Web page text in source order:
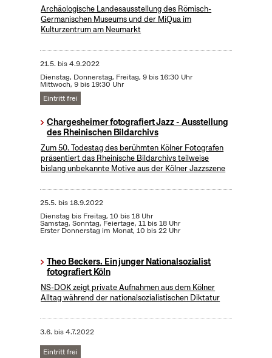
Archäologische Landesausstellung des Römisch-
Germanischen Museums und der MiQua im
Kulturzentrum am Neumarkt
21.5. bis4.9.2022
Dienstag, Donnerstag, Freitag, 9 bis 16:30 Uhr
Mittwoch, 9 bis 19:30 Uhr
Eintritt frei
Chargesheimer fotografiert Jazz - Ausstellung
des Rheinischen Bildarchivs
Zum 50. Todestag des berühmten Kölner Fotografen
präsentiert das Rheinische Bildarchivs teilweise
bislang unbekannte Motive aus der Kölner Jazzszene
25.5. bis18.9.2022
Dienstag bis Freitag, 10 bis 18 Uhr
Samstag, Sonntag, Feiertage, 11 bis 18 Uhr
Erster Donnerstag im Monat, 10 bis 22 Uhr
Theo Beckers. Ein junger Nationalsozialist
fotografiert Köln
NS-DOK zeigt private Aufnahmen aus dem Kölner
Alltag während der nationalsozialistischen Diktatur
3.6. bis4.7.2022
Eintritt frei